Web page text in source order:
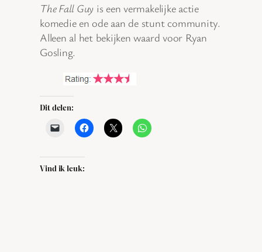
The Fall Guy is een vermakelijke actie
komedie en ode aan de stunt community.
Alleen al het bekijken waard voor Ryan
Gosling.
Dit delen:
Vind ik leuk: